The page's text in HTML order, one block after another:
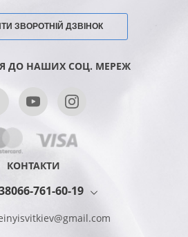
ЗВОРОТНІЙ ДЗВІНОК
ДО НАШИХ СОЦ. МЕРЕЖ
КОНТАКТИ
761-60-19